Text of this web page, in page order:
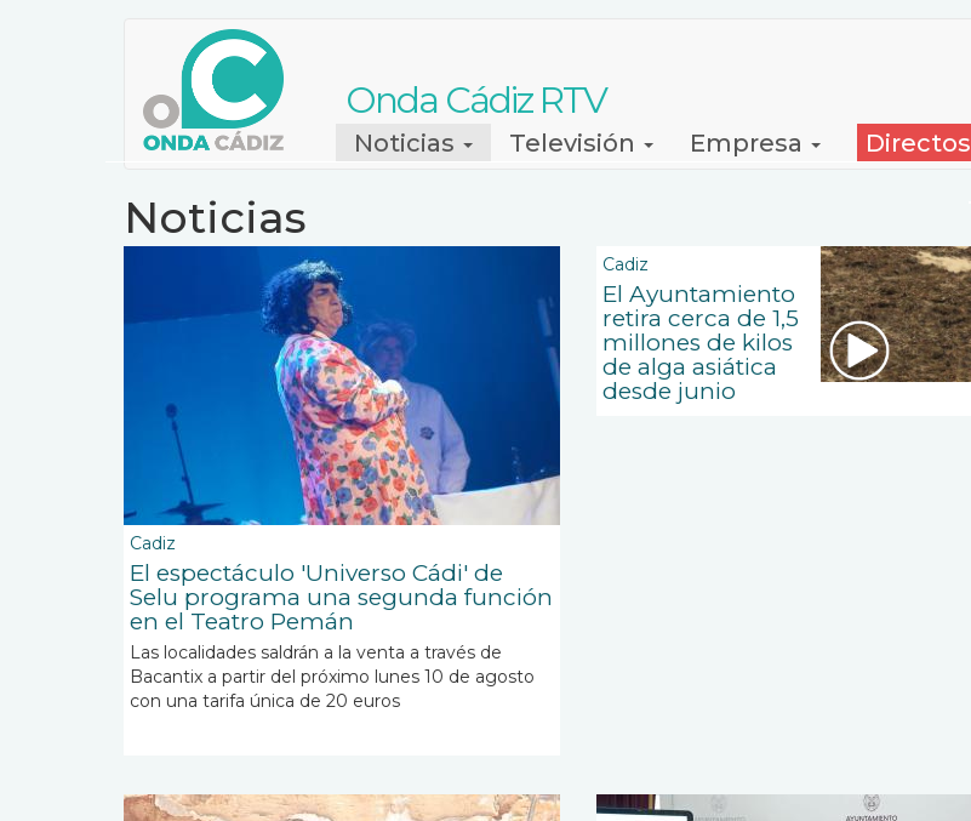
Onda Cádiz RTV
NavegaciónNoticias Televisión Empresa Directos
Noticias
Cadiz
El espectáculo 'Universo Cádi' de
Selu programa una segunda función
en el Teatro Pemán
Las localidades saldrán a la venta a través de
Bacantix a partir del próximo lunes 10 de agosto
con una tarifa única de 20 euros
Cadiz
El Ayuntamiento
retira cerca de 1,5
millones de kilos
de alga asiática
desde junio